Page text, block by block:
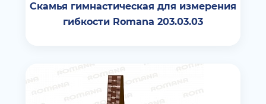
Скамья гимнастическая для измерения
гибкости Romana 203.03.03